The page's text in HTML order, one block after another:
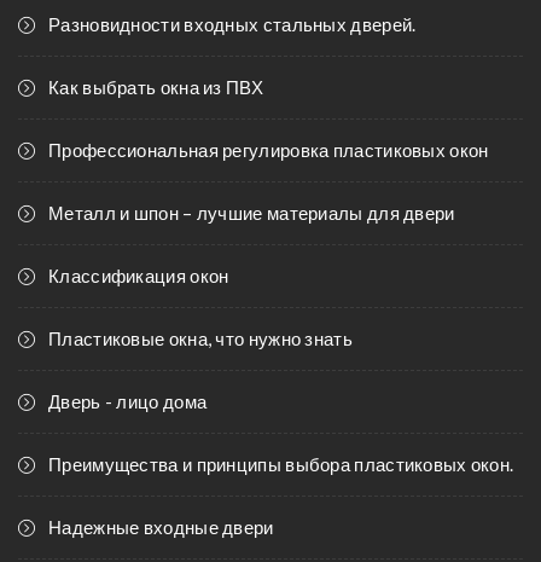
Разновидности входных стальных дверей.
Как выбрать окна из ПВХ
Профессиональная регулировка пластиковых окон
Металл и шпон – лучшие материалы для двери
Классификация окон
Пластиковые окна, что нужно знать
Дверь - лицо дома
Преимущества и принципы выбора пластиковых окон.
Надежные входные двери